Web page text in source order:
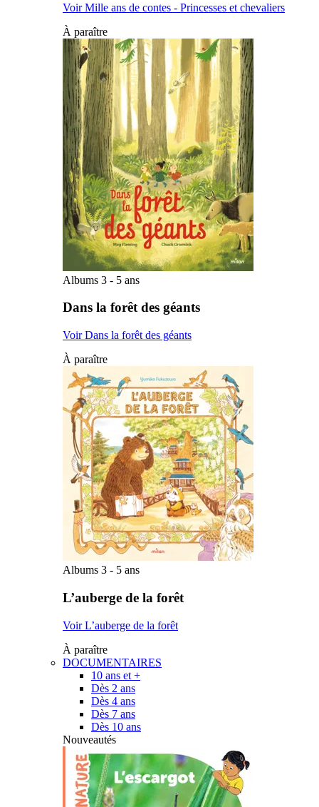
Voir Mille ans de contes - Princesses et chevaliers
À paraître
Albums 3 - 5 ans
Dans la forêt des géants
Voir Dans la forêt des géants
À paraître
Albums 3 - 5 ans
L’auberge de la forêt
Voir L’auberge de la forêt
À paraître
DOCUMENTAIRES
10 ans et +
Dès 2 ans
Dès 4 ans
Dès 7 ans
Dès 10 ans
Nouveautés